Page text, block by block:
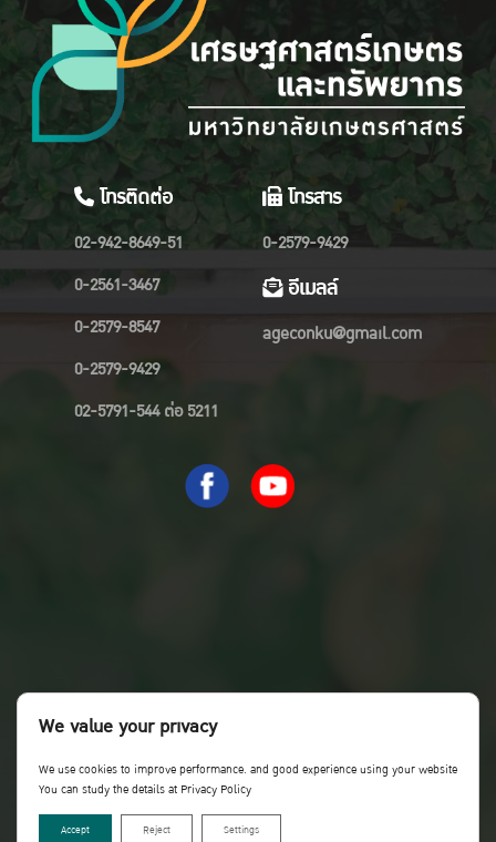
โทรติดต่อ
02-942-8649-51
0-2561-3467
0-2579-8547
0-2579-9429
02-5791-544 ต่อ 5211
โทรสาร
0-2579-9429
อีเมลล์
ageconku@gmail.com
We value your privacy
We use cookies to improve performance. and good experience using your website
You can study the details at Privacy Policy
Accept Reject Settings